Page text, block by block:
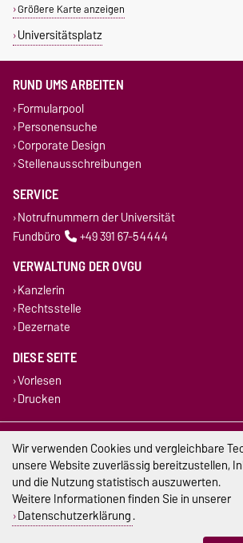
Größere Karte anzeigen
Universitätsplatz
RUND UMS ARBEITEN
Formularpool
Personensuche
Corporate Design
Stellenausschreibungen
SERVICE
Notrufnummern der Universität
Fundbüro
+49 391 67-54444
VERWALTUNG DER OVGU
Kanzlerin
Rechtsstelle
Dezernate
DIESE SEITE
Vorlesen
Drucken
Impressum
Datenschutz
Barrierefreiheit
Cookie-Einstellungen
Wir verwenden Cookies und vergleichbare
unsere Website zuverlässig bereitzustellen,
und die Nutzung statistisch auszuwerten.
Weitere Informationen finden Sie in unserer
Datenschutzerklärung.